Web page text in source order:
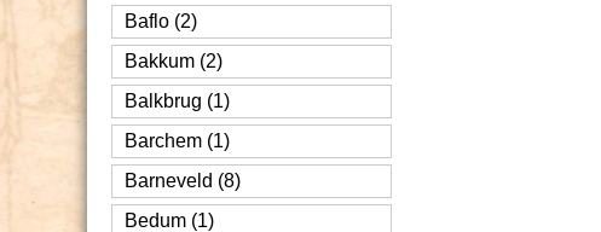
Baflo (2)
Bakkum (2)
Balkbrug (1)
Barchem (1)
Barneveld (8)
Bedum (1)